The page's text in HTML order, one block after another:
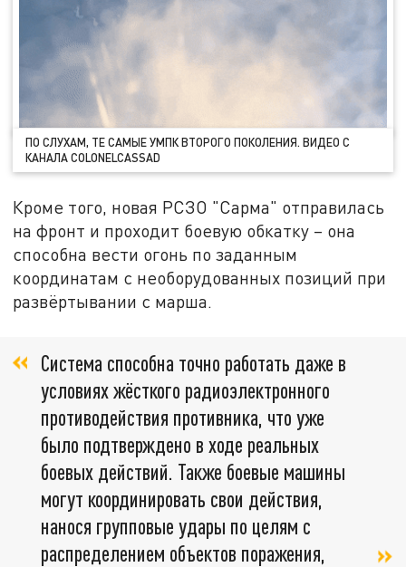
ПО СЛУХАМ, ТЕ САМЫЕ УМПК ВТОРОГО ПОКОЛЕНИЯ. ВИДЕО С
КАНАЛА COLONELCASSAD
Кроме того, новая РСЗО "Сарма" отправилась
на фронт и проходит боевую обкатку – она
способна вести огонь по заданным
координатам с необорудованных позиций при
развёртывании с марша.
Система способна точно работать даже в
условиях жёсткого радиоэлектронного
противодействия противника, что уже
было подтверждено в ходе реальных
боевых действий. Также боевые машины
могут координировать свои действия,
нанося групповые удары по целям с
распределением объектов поражения,